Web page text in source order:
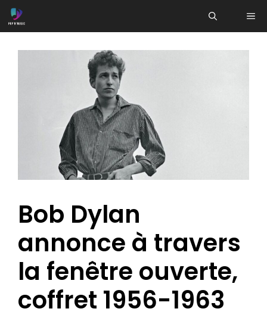
Aller
au
Bob Dylan
annonce à travers
la fenêtre ouverte,
coffret 1956-1963